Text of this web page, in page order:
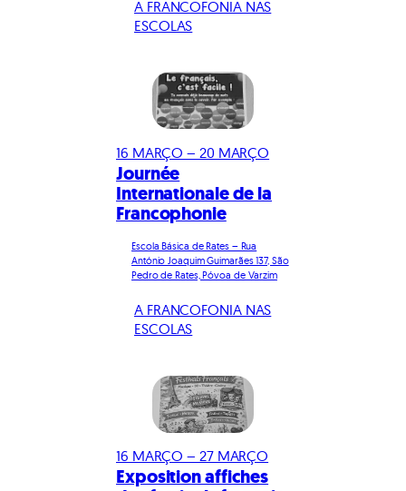
A FRANCOFONIA NAS
ESCOLAS
16 MARÇO – 20 MARÇO
Journée
Internationale de la
Francophonie
Escola Básica de Rates – Rua
António Joaquim Guimarães 137, São
Pedro de Rates, Póvoa de Varzim
A FRANCOFONIA NAS
ESCOLAS
16 MARÇO – 27 MARÇO
Exposition affiches